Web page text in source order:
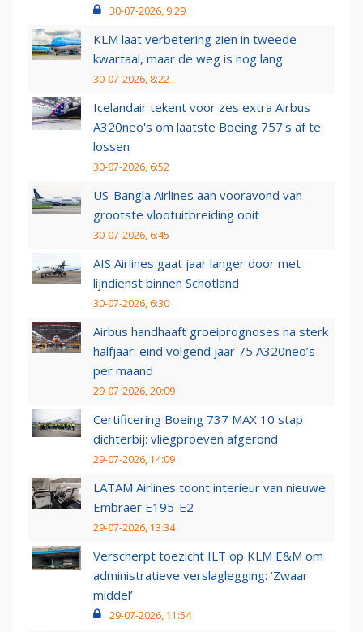
30-07-2026, 9:29
KLM laat verbetering zien in tweede
kwartaal, maar de weg is nog lang
30-07-2026, 8:22
Icelandair tekent voor zes extra Airbus
A320neo's om laatste Boeing 757's af te
lossen
30-07-2026, 6:52
US-Bangla Airlines aan vooravond van
grootste vlootuitbreiding ooit
30-07-2026, 6:45
AIS Airlines gaat jaar langer door met
lijndienst binnen Schotland
30-07-2026, 6:30
Airbus handhaaft groeiprognoses na sterk
halfjaar: eind volgend jaar 75 A320neo’s
per maand
29-07-2026, 20:09
Certificering Boeing 737 MAX 10 stap
dichterbij: vliegproeven afgerond
29-07-2026, 14:09
LATAM Airlines toont interieur van nieuwe
Embraer E195-E2
29-07-2026, 13:34
Verscherpt toezicht ILT op KLM E&M om
administratieve verslaglegging: ‘Zwaar
middel’
29-07-2026, 11:54